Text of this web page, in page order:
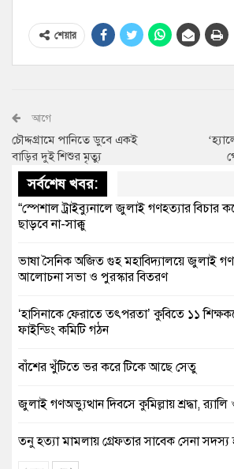
শেয়ার
আগে
চৌদ্দগ্রামে পানিতে ডুবে একই
বাড়ির দুই শিশুর মৃত্যু
সর্বশেষ খবর:
“স্পেশাল ট্রাইব্যুনালে জুলাই গণহত্যার
ছাড়বে না-সাক্কু
ভাষা সৈনিক অজিত গুহ মহাবিদ্যালয়ে জুলাই
আলোচনা সভা ও পুরস্কার বিতরণ
‘হাসিনাকে ফেরাতে তৎপরতা’ কুবিতে ১১
ফাইন্ডিং কমিটি গঠন
বাঁশের খুঁটিতে ভর করে টিকে আছে সেতু
জুলাই গণঅভ্যুত্থান দিবসে কুমিল্লায় শ্রদ্ধা, র‍্যালি
তনু হত্যা মামলায় গ্রেফতার সাবেক সেনা